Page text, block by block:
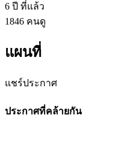
6 ปี ที่แล้ว
1846 คนดู
แผนที่
แชร์ประกาศ
ประกาศที่คล้ายกัน